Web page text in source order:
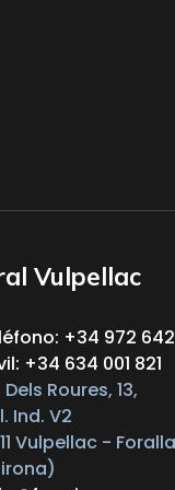
Vulpellac
+34 972
+34 634 001 821
Roures, 13,
Ind. V2
Vulpellac -